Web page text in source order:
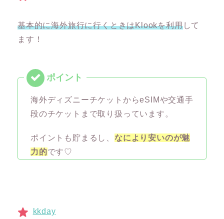
基本的に海外旅行に行くときはKlookを利用して
ます！
海外ディズニーチケットからeSIMや交通手
段のチケットまで取り扱っています。
ポイントも貯まるし、 なにより安いのが魅
力的です♡
kkday